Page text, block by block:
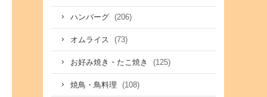
ハンバーグ (206)
オムライス (73)
お好み焼き・たこ焼き (125)
焼鳥・鳥料理 (108)